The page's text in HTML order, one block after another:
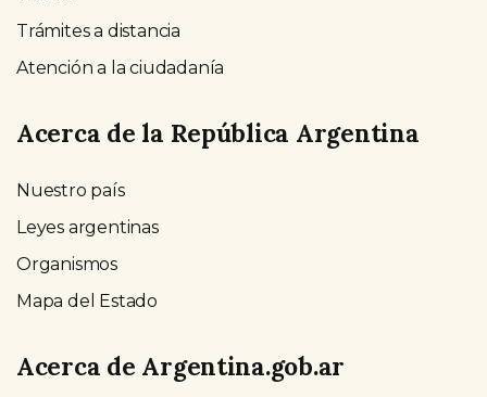
Trámites a distancia
Atención a la ciudadanía
Acerca de la República Argentina
Nuestro país
Leyes argentinas
Organismos
Mapa del Estado
Acerca de Argentina.gob.ar